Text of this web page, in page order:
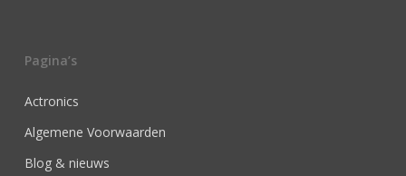
Pagina’s
Actronics
Algemene Voorwaarden
Blog & nieuws